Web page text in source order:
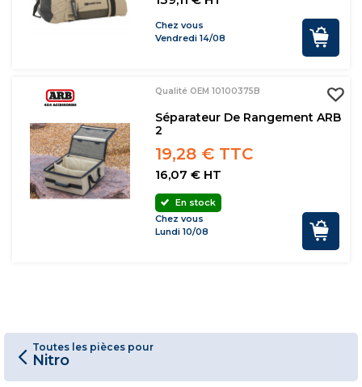
Chez vous
Vendredi 14/08
Qualité OEM 10100375B
Séparateur De Rangement ARB
2
19,28 € TTC
16,07 € HT
En stock
Chez vous
Lundi 10/08
Toutes les pièces pour
Nitro